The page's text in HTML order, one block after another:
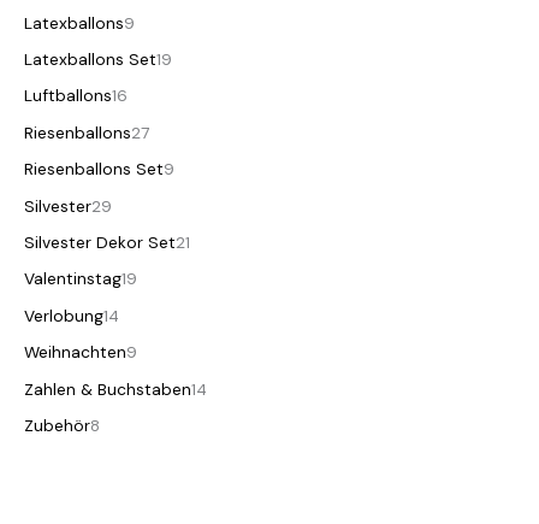
Latexballons9
Latexballons Set19
Luftballons16
Riesenballons27
Riesenballons Set9
Silvester29
Silvester Dekor Set21
Valentinstag19
Verlobung14
Weihnachten9
Zahlen & Buchstaben14
Zubehör8